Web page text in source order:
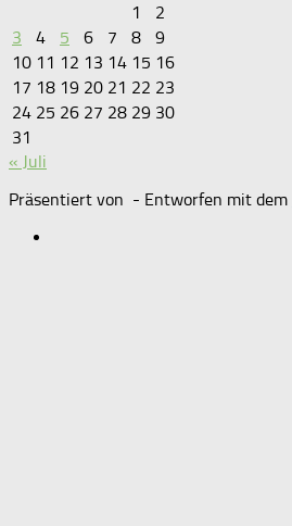
1
2
3
4 5 6 7 8
9
10 11 12 13 14 15 16
17 18 19 20 21 22 23
24 25 26 27 28 29 30
31
« Juli
Präsentiert von - Entworfen mit dem